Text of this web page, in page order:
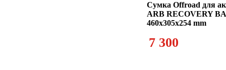
Сумка Offroad для
ARB RECOVERY
460x305x254 mm
7 300